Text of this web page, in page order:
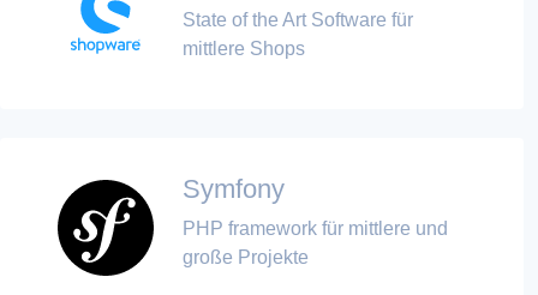
State of the Art Software für
mittlere Shops
Symfony
PHP framework für mittlere und
große Projekte